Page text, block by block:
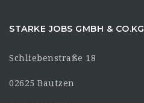
STARKE JOBS GMBH & CO.KG
Schliebenstraße 18
02625 Bautzen